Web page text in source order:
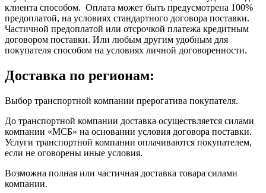
клиента способом. Оплата может быть предусмотрена 100%
предоплатой, на условиях стандартного договора поставки.
Частичной предоплатой или отсрочкой платежа кредитным
договором поставки. Или любым другим удобным для
покупателя способом на условиях личной договоренности.
Доставка по регионам:
Выбор транспортной компании прерогатива покупателя.
До транспортной компании доставка осуществляется силами
компании «МСБ» на основании условия договора поставки.
Услуги транспортной компании оплачиваются покупателем,
если не оговорены иные условия.
Возможна полная или частичная доставка товара силами
компании.